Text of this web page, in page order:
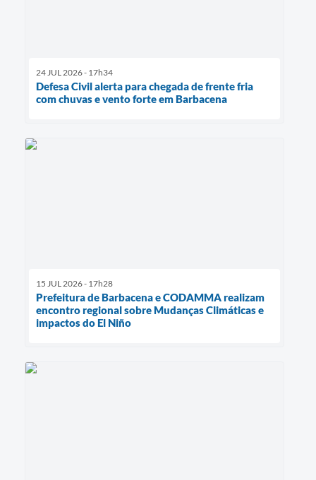
24 JUL 2026 - 17h34
Defesa Civil alerta para chegada de frente fria
com chuvas e vento forte em Barbacena
15 JUL 2026 - 17h28
Prefeitura de Barbacena e CODAMMA realizam
encontro regional sobre Mudanças Climáticas e
impactos do El Niño